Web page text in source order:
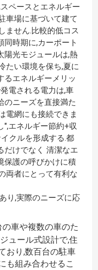
ペースとエネルギー
車場に基づいて建て
ません.比較的低コス
同時期に,カーポート
陽光モジュールは,熱
たい環境を保ち,夏に
るエネルギーメリッ
電される電力は,車
のニーズを直接満た
電網にも接続できま
",エネルギー節約+収
クルを形成する.都
だけでなく 清潔なエ
保護の呼びかけに積
両者にとって有利な
り,実際のニーズに応
の車や複数の車のた
ュール式設計で,住
おり,数百台の駐車
も組み合わせるこ